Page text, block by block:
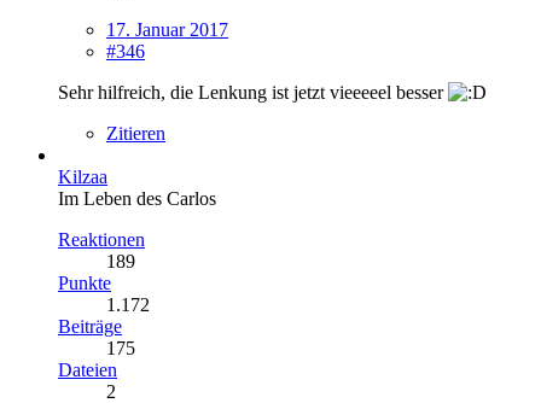
17. Januar 2017
#346
Sehr hilfreich, die Lenkung ist jetzt vieeeeel besser
Zitieren
Kilzaa
Im Leben des Carlos
Reaktionen
189
Punkte
1.172
Beiträge
175
Dateien
2